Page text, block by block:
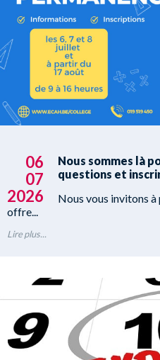
06
07
2026
Nous sommes là
questions et
Nous vous invitons
offre...
Lire plus...